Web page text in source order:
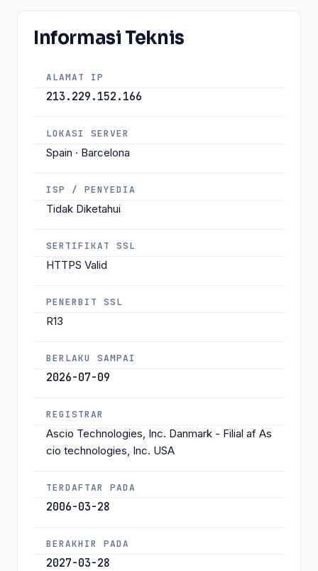
Informasi Teknis
ALAMAT IP
213.229.152.166
LOKASI SERVER
Spain · Barcelona
ISP / PENYEDIA
Tidak Diketahui
SERTIFIKAT SSL
HTTPS Valid
PENERBIT SSL
R13
BERLAKU SAMPAI
2026-07-09
REGISTRAR
Ascio Technologies, Inc. Danmark - Filial af As
cio technologies, Inc. USA
TERDAFTAR PADA
2006-03-28
BERAKHIR PADA
2027-03-28